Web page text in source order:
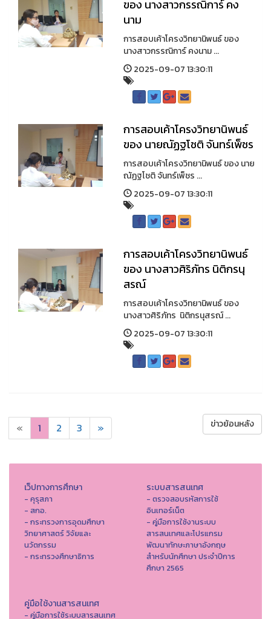
ของ นางสาวกรรณิการ์ คง
นาม
การสอบเค้าโครงวิทยานิพนธ์ ของ
นางสาวกรรณิการ์ คงนาม ...
2025-09-07 13:30:11
การสอบเค้าโครงวิทยานิพนธ์
ของ นายณัฏฐโชติ จันทร์เพ็ชร
การสอบเค้าโครงวิทยานิพนธ์ ของ นาย
ณัฏฐโชติ จันทร์เพ็ชร ...
2025-09-07 13:30:11
การสอบเค้าโครงวิทยานิพนธ์
ของ นางสาวศิริภัทร นิติกรนุ
สรณ์
การสอบเค้าโครงวิทยานิพนธ์ ของ
นางสาวศิริภัทร นิติกรนุสรณ์ ...
2025-09-07 13:30:11
« 1 2 3 » ข่าวย้อนหลัง
เว็ปทางการศึกษา
- คุรุสภา
- สกอ.
- กระทรวงการอุดมศึกษา
วิทยาศาสตร์ วิจัยและ
นวัตกรรม
- กระทรวงศึกษาธิการ
ระบบสารสนเทศ
- ตรวจสอบรหัสการใช้
อินเทอร์เน็ต
- คู่มือการใช้งานระบบ
สารสนเทศและโปรแกรม
พัฒนาทักษะภาษาอังกฤษ
สำหรับนักศึกษา ประจำปีการ
ศึกษา 2565
คู่มือใช้งานสารสนเทศ
- คู่มือการใช้ระบบสารสนเทศ